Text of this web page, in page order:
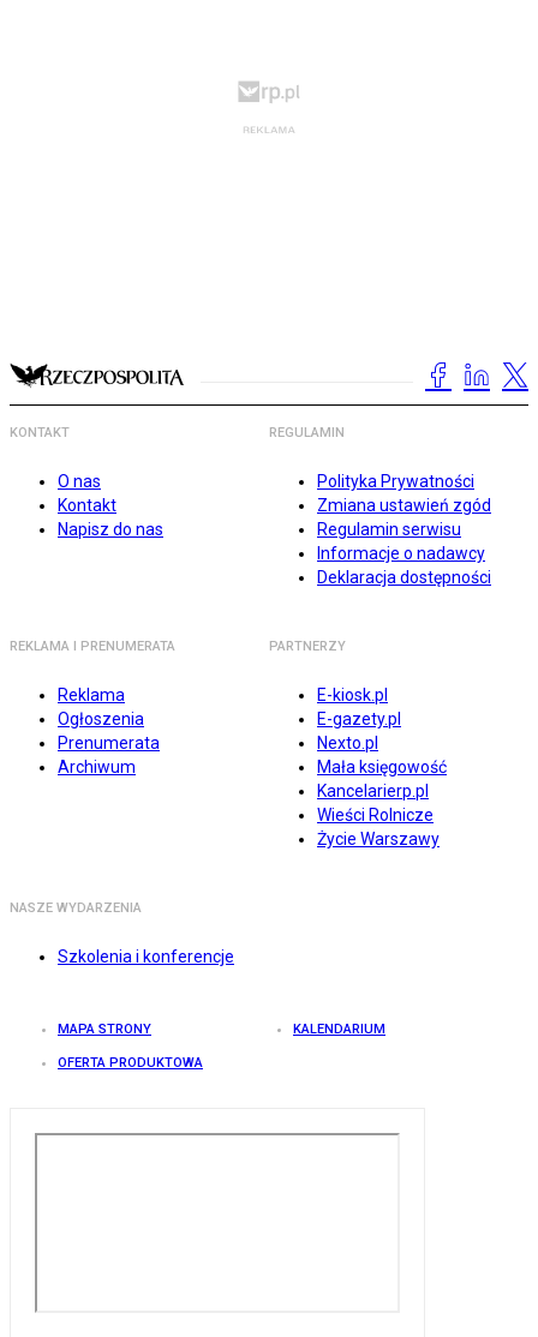
KONTAKT
O nas
Kontakt
Napisz do nas
REGULAMIN
Polityka Prywatności
Zmiana ustawień zgód
Regulamin serwisu
Informacje o nadawcy
Deklaracja dostępności
REKLAMA I PRENUMERATA
Reklama
Ogłoszenia
Prenumerata
Archiwum
PARTNERZY
E-kiosk.pl
E-gazety.pl
Nexto.pl
Mała księgowość
Kancelarierp.pl
Wieści Rolnicze
Życie Warszawy
NASZE WYDARZENIA
Szkolenia i konferencje
MAPA STRONY KALENDARIUM
OFERTA PRODUKTOWA